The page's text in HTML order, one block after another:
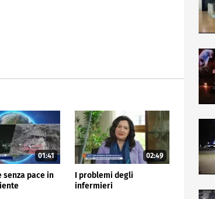
01:41
senza pace in
02:49
I problemi degli
infermieri